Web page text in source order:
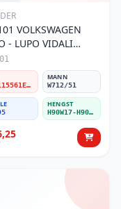
VOLKSWAGEN
- LUPO VIDALI
Yağ Filtresi
030115561E / 030115561AA / 030115561AB / 030115561AD
MANN
W712/51
HENGST
H90W17-H90W11